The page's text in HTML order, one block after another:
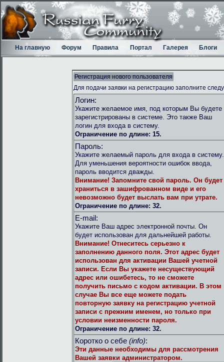
На главную Форум Правила Портал Галерея Блоги
Регистрация нового пользователя
Для подачи заявки на регистрацию заполните
Логин:
Укажите желаемое имя, под которым Вы будете
зарегистрированы в системе. Это также Ваш
логин для входа в систему.
Ограничение по длине: 15.
Пароль:
Укажите желаемый пароль для входа в систему.
Для уменьшения вероятности ошибок ввода,
пароль вводится дважды.
Внимание! Запомните свой пароль. Он будет
храниться в зашифрованном виде и его
невозможно будет выслать вам при утрате.
Ограничение по длине: 32.
E-mail:
Укажите Ваш адрес электронной почты. Он
будет использован для дальнейшей работы.
Внимание! Отнеситесь серьезно к
заполнению данного поля. Этот адрес будет
использован для активации Вашей учетной
записи. Если Вы укажете несуществующий
адрес или ошибетесь, то не сможете
получить письмо с кодом активации. В этом
случае Вы все еще можете подать
повторную заявку на регистрацию учетной
записи с прежним именем, но только при
условии неизменности пароля.
Ограничение по длине: 32.
Коротко о себе (info):
Эти данные необходимы для рассмотрения
Вашей заявки администратором.